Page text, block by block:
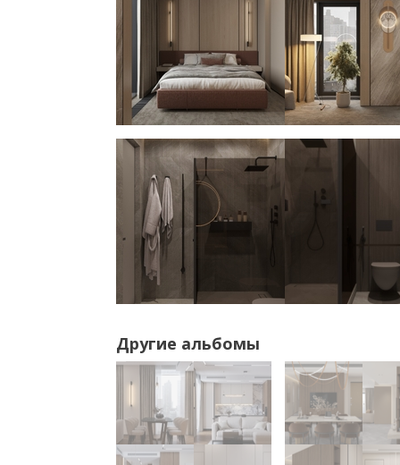
Другие альбомы